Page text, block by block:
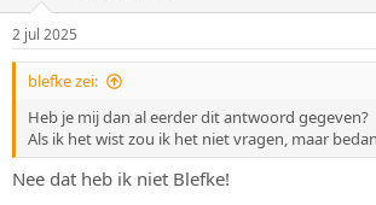
e
n
2 jul 2025
blefke zei:
Heb je mij dan al eerder dit antwoord gegeven?
Als ik het wist zou ik het niet vragen, maar
Nee dat heb ik niet Blefke!